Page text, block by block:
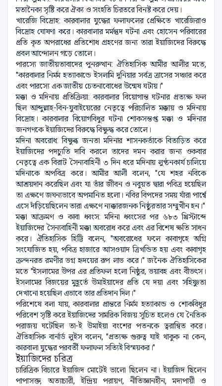
মতানৈক্য সৃষ্টি করে ঐক্য ও সংহতি চিরতরে বিনষ্ট করে দেয়।
খারেজি বিদ্রোহ: কারবালার যুদ্ধের ফলাফলের প্রেক্ষিতে খারেজিরাও
বিদ্রোহ ঘোষণা করে। কারবালার মর্মন্তুদ ঘটনা এবং হোসেন পরিবারের
প্রতি কৃত অপরাধের প্রতিশোধ গ্রহণের জন্য তারা ইয়াজিদের বিরুদ্ধে
প্রবল আন্দোলন গড়ে তোলে।
পারস্যে জাতীয়তাবাদের পুনরুত্থান: ঐতিহাসিক আমীর আলীর মতে,
"কারবালার নির্মম হত্যাকান্ডে ইসলামি দুনিয়ার সর্বত্র ত্রাসের সঞ্চার করে
এবং পারস্যে এক জাতীয় চেতনাবোধের উন্মেষ ঘটায়।"
মক্কা ও মদিনায় প্রতিক্রিয়া: কারবালার বিয়োগান্ত ঘটনার প্রত্যক্ষ ফল
ছিল আব্দুল্লাহ-বিন-যুবাইয়েরের নেতৃত্বে পরিচালিত মক্কায় ও মদিনায়
বিদ্রোহ। কারবালার বিয়োগবিধুর ঘটনা শোকসন্তপ্ত মক্কা ও মদিনার
জনগণকে ইয়াজিদের বিরুদ্ধে বিক্ষুদ্ধ করে তোলে।
মদিনা অবরোধ: বিক্ষুব্ধ জনতা মদিনার শাসনকর্তাকে বিতাড়িত করে
ইয়াজিদের পদচ্যুতি দাবি করলে তাদের দমন করার জন্য ওকবার
নেতৃত্বে এক বিরাট সৈন্যবাহিনী ৩ দিন ধরে মদিনায় লুণ্ঠনকার্য চালিয়ে
মদিনাকে অপবিত্র করে। আমীর আলী বলেন, "যে শহর নবিকে
আশ্রয়দান করেছিল এবং যা তাঁর জীবন ও নবুয়ত দ্বারা পবিত্র হয়েছিল
তা এক্ষণে জঘন্যভাবে অপমানিত হলো। নবির বিপদের সময় যাঁরা পার্শ্বে
এসে দাঁড়িয়েছিলেন তারা এক্ষণে ন্যক্কারজনক নিষ্ঠুরতার সম্মুখীন হন।"
মক্কা আক্রমণ ও কাবা ধ্বংস: মদিনা ধ্বংসের পর ৬৮৩ খ্রিস্টাব্দে
ইয়াজিদের সৈন্যবাহিনী মক্কা অবরোধ করে এবং এর বিশেষ ক্ষতি সাধন
করে। ঐতিহাসিক হিট্টি বলেন, "অবরোধের ফলে কাবাগৃহে অগ্নি
সংযোজিত হয়, পবিত্র হাজারে আসওয়াদ ত্রিখন্ডিত হয় এবং কাবাগৃহ
ক্রন্দনরত রমণীর ভগ্ন হৃদয়ের রূপ লাভ করে।" জনৈক ঐতিহাসিকের
মতে "ইসলামের উপর এর প্রতিফল হলো নিষ্ঠুর, ভয়াবহ এবং বীভৎস।
ইসলামের বিজয়ের মুহূর্তে উমাইয়াদের প্রতি যে দয়া এবং সহিষ্ণুতা
দেখানো হয়েছিল এভাবে তার প্রতিদান দিল।"
পরিশেষে বলা যায়, কারবালার প্রান্তরে নির্মম হত্যাকান্ড ও শোকবিধুর
পরিবেশ সৃষ্টি করে ইয়াজিদের সামরিক বিজয় সূচিত হলেও যে নৈতিক
পরাজয় ঘটেছিল তা-ই উমাইয়া বংশের পতনকে ত্বরান্বিত করে।
ঐতিহাসিক বার্নার্ড লুইস বলেন, "প্রত্যক্ষ গুরুত্ব যাই থাকুক না কেন,
কারবালা যুদ্ধের পরবর্তী ফলাফল সত্যিই বিস্ময়কর।"
ইয়াজিদের চরিত্র
চারিত্রিক বিচারে ইয়াজিদ মোটেই ভালো ছিলেন না। ইয়াজিদ ছিলেন
পাপাসক্ত, অত্যাচারী, ইন্দ্রিয় পরায়ণ, নীতিজ্ঞানহীন, মদ্যপায়ী ও